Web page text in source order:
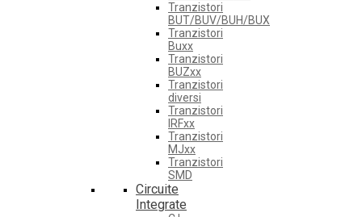
Tranzistori
BUT/BUV/BUH/BUX
Tranzistori
Buxx
Tranzistori
BUZxx
Tranzistori
diversi
Tranzistori
IRFxx
Tranzistori
MJxx
Tranzistori
SMD
Circuite
Integrate